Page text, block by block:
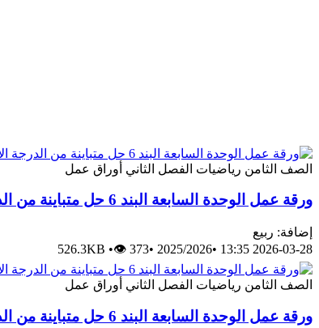
الصف الثامن رياضيات الفصل الثاني أوراق عمل
ورقة عمل الوحدة السابعة البند 6 حل متباينة من الدرجة الأولى في متغير واحد الحصة الثالثة
إضافة: ربيع
2026-03-28 13:35
•
2025/2026
•
526.3KB •👁 373
الصف الثامن رياضيات الفصل الثاني أوراق عمل
ورقة عمل الوحدة السابعة البند 6 حل متباينة من الدرجة الأولى في متغير واحد الحصة الثانية